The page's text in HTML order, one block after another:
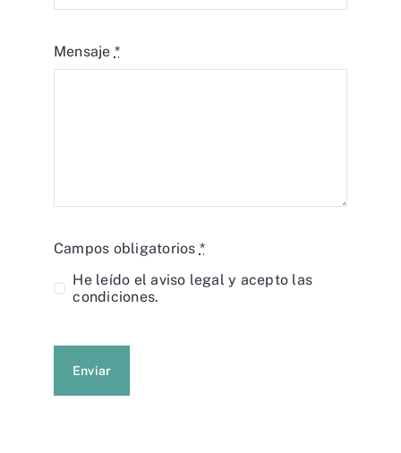
Mensaje *
Campos obligatorios *
He leído elaviso legal y acepto las
condiciones.
Enviar